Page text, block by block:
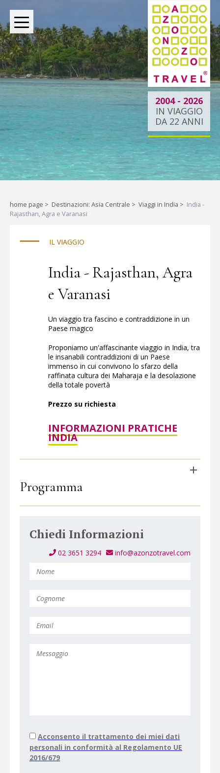
2004 - 2026
IN VIAGGIO
DA 22 ANNI
BOUTIQUE TOUR OPERATOR INDIPENDENTE DAL 2004
Oltre le rotte comuni:
la tua esperienza
esclusiva.
Liberi di esplorare il mondo,
home page > Destinazioni: Asia Centrale > Viaggi in India > India -
Rajasthan, Agra e Varanasi
IL VIAGGIO
India - Rajasthan, Agra
e Varanasi
Un viaggio tra fascino e contraddizione in un
Paese magico
Proponiamo un'affascinante viaggio in India, tra
le insanabili contraddizioni di un Paese
immenso in cui convivono lo sfarzo della
raffinata cultura dei Maharaja e la desolazione
della totale povertà
Prezzo su richiesta
INFORMAZIONI PRATICHE
INDIA
Programma
Chiedi Informazioni
info@azonzotravel.com
02 3651 3294
Acconsento il trattamento dei miei dati
personali in conformità al Regolamento UE
2016/679